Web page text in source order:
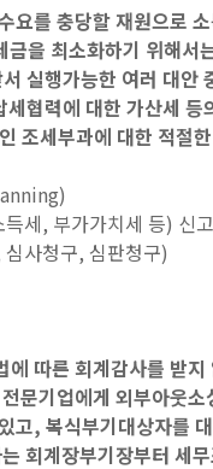
요를 충당할 재원으로
을 최소화하기 위해
실행가능한 여러 대안
협력에 대한 가산세 등
조세부과에 대한 적절
세, 부가가치세 등) 신
사청구, 심판청구)
에 따른 회계감사를 받
문기업에게 외부아웃
고, 복식부기대상자를
회계장부기장부터